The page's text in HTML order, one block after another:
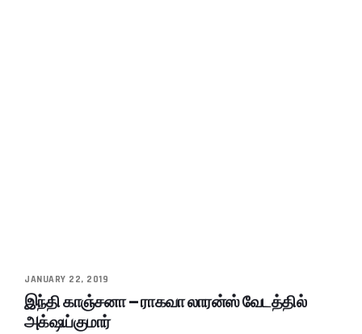
JANUARY 22, 2019
இந்தி காஞ்சனா – ராகவா லாரன்ஸ் வேடத்தில்
அக்‌ஷய்குமார்